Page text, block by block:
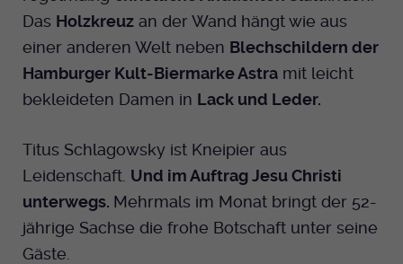
Das Holzkreuz an der Wand hängt wie aus
einer anderen Welt neben Blechschildern der
Hamburger Kult-Biermarke Astra mit leicht
bekleideten Damen in Lack und Leder.
Titus Schlagowsky ist Kneipier aus
Leidenschaft. Und im Auftrag Jesu Christi
unterwegs. Mehrmals im Monat bringt der 52-
jährige Sachse die frohe Botschaft unter seine
Gäste.
Name PHPSESSID
Anbieter EKHN
Laufzeit Ende der Sitzung
Zweck
wenn die PHP session() Methode benutzt
wird.
Name uid
Anbieter Medienhaus der EKHN GmbH
Laufzeit 1 Jahr
Speicherung der Cookie Constent
Einstellungen
Twitter
Spotify
TikTok